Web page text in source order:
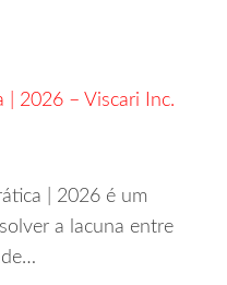
| 2026 – Viscari Inc.
| 2026 é um
a lacuna entre